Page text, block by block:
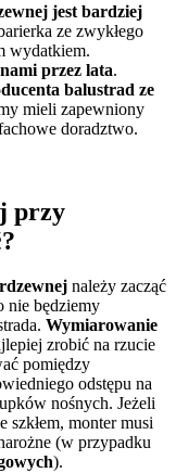
jest bardziej
ze zwykłego
wydatkiem.
przez lata.
balustrad ze
mieli zapewniony
doradztwo.
przy
należy zacząć
nie będziemy
Wymiarowanie
zrobić na rzucie
pomiędzy
odstępu na
nośnych. Jeżeli
szkłem, monter musi
(w przypadku
).